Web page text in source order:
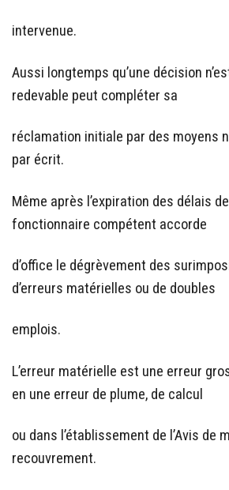
intervenue.
Aussi longtemps qu’une décision
redevable peut compléter sa
réclamation initiale par des moyens
par écrit.
Même après l’expiration des délais
fonctionnaire compétent accorde
d’office le dégrèvement des
d’erreurs matérielles ou de doubles
emplois.
L’erreur matérielle est une erreur
en une erreur de plume, de calcul
ou dans l’établissement de l’Avis de
recouvrement.